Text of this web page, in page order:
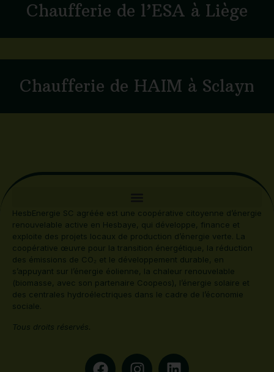
Chaufferie de l’ESA à Liège
Chaufferie de HAIM à Sclayn
HesbEnergie SC agréée est une coopérative citoyenne d’énergie
renouvelable active en Hesbaye, qui développe, finance et
exploite des projets locaux de production d’énergie verte. La
coopérative œuvre pour la transition énergétique, la réduction
des émissions de CO₂ et le développement durable, en
s’appuyant sur l’énergie éolienne, la chaleur renouvelable
(biomasse, avec son partenaire Coopeos), l’énergie solaire et
des centrales hydroélectriques dans le cadre de l’économie
sociale.
Tous droits réservés.